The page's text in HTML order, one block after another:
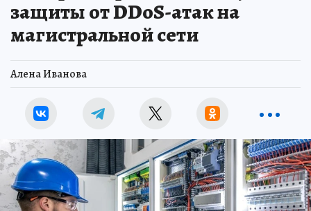
защиты от DDoS-атак на
магистральной сети
Алена Иванова